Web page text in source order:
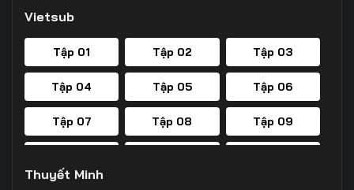
Vietsub
Tập 01 Tập 02 Tập 03
Tập 04 Tập 05 Tập 06
Tập 07 Tập 08 Tập 09
Thuyết Minh